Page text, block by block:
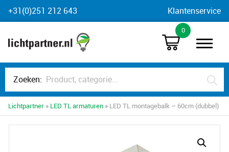
Skip
to
+31(0)251 212 643 Klantenservice
0
Zoeken:
Lichtpartner » LED TL armaturen » LED TL montagebalk – 60cm (dubbel)